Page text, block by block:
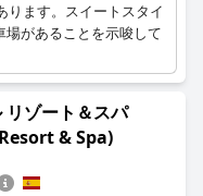
ります。スイートスタイ
があることを示唆して
リゾート＆スパ
& Spa)